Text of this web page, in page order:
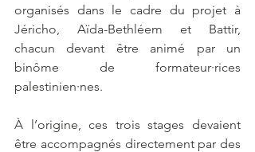
organisés dans le cadre du projet à
Jéricho, Aïda-Bethléem et Battir,
chacun devant être animé par un
binôme de formateur·rices
palestinien·nes.
À l’origine, ces trois stages devaient
être accompagnés directement par des